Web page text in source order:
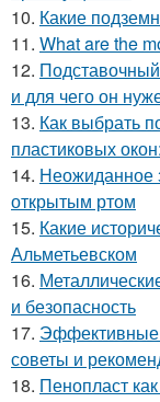
10. Какие
11. What are the
12.
и для чего он
13. Как выбрать
пластиковых
14. Неожиданное
открытым ртом
15. Какие
Альметьевском
16.
и безопасность
17. Эффективные
советы и
18. Пенопласт